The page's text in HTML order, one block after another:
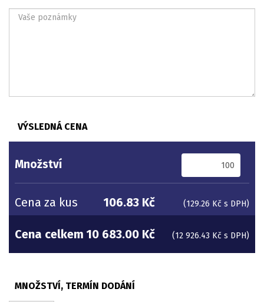
VÝSLEDNÁ CENA
Množství
Cena za kus 106.83 Kč (129.26 Kč s DPH)
Cena celkem 10 683.00 Kč (12 926.43 Kč s DPH)